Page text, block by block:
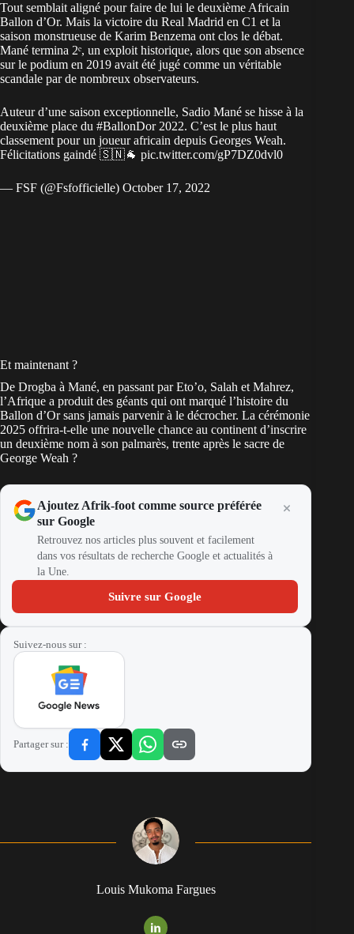
Tout semblait aligné pour faire de lui le deuxième Africain
Ballon d’Or. Mais la victoire du Real Madrid en C1 et la
saison monstrueuse de Karim Benzema ont clos le débat.
Mané termina 2ᵉ, un exploit historique, alors que son absence
sur le podium en 2019 avait été jugé comme un véritable
scandale par de nombreux observateurs.
Auteur d’une saison exceptionnelle, Sadio Mané se hisse à la
deuxième place du #BallonDor2022. C’est le plus haut
classement pour un joueur africain depuis Georges Weah.
Félicitations gaindé 🇸🇳🐐 pic.twitter.com/gP7DZ0dvl0
— FSF (@Fsfofficielle) October 17, 2022
Et maintenant ?
De Drogba à Mané, en passant par Eto’o, Salah et Mahrez,
l’Afrique a produit des géants qui ont marqué l’histoire du
Ballon d’Or sans jamais parvenir à le décrocher. La cérémonie
2025 offrira-t-elle une nouvelle chance au continent d’inscrire
un deuxième nom à son palmarès, trente après le sacre de
George Weah ?
Ajoutez Afrik-foot comme source préférée
sur Google
Retrouvez nos articles plus souvent et facilement
dans vos résultats de recherche Google et actualités à
la Une.
Suivre sur Google
Suivez-nous sur :
Partager sur :
Louis Mukoma Fargues